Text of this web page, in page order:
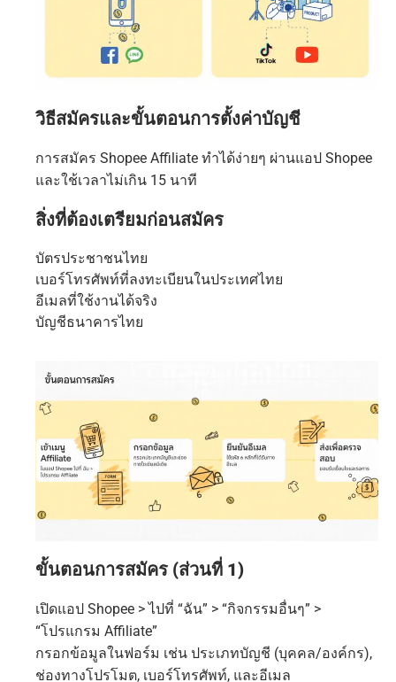
วิธีสมัครและขั้นตอนการตั้งค่าบัญชี
การสมัคร Shopee Affiliate ทำได้ง่ายๆ ผ่านแอป Shopee
และใช้เวลาไม่เกิน 15 นาที
สิ่งที่ต้องเตรียมก่อนสมัคร
บัตรประชาชนไทย
เบอร์โทรศัพท์ที่ลงทะเบียนในประเทศไทย
อีเมลที่ใช้งานได้จริง
บัญชีธนาคารไทย
ขั้นตอนการสมัคร (ส่วนที่ 1)
เปิดแอป Shopee > ไปที่ “ฉัน” > “กิจกรรมอื่นๆ” >
“โปรแกรม Affiliate”
กรอกข้อมูลในฟอร์ม เช่น ประเภทบัญชี (บุคคล/องค์กร),
ช่องทางโปรโมต, เบอร์โทรศัพท์, และอีเมล